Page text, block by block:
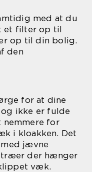
med at du
et filter op til
op til din bolig.
den
for at dine
ikke er fulde
nemmere for
i kloakken. Det
jævne
træer der hænger
væk.